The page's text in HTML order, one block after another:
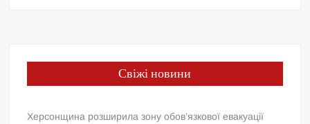
Свіжі новини
Херсонщина розширила зону обов’язкової евакуації